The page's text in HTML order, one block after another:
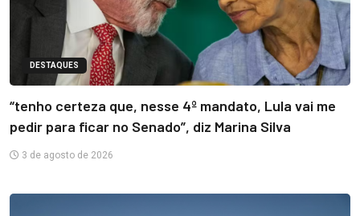
DESTAQUES
“tenho certeza que, nesse 4º mandato, Lula vai me
pedir para ficar no Senado”, diz Marina Silva
3 de agosto de 2026